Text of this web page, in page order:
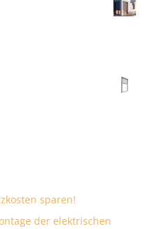
sparen!
der elektrischen